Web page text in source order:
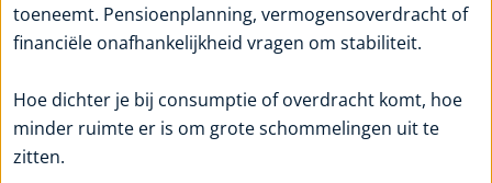
toeneemt. Pensioenplanning, vermogensoverdracht of
financiële onafhankelijkheid vragen om stabiliteit.
Hoe dichter je bij consumptie of overdracht komt, hoe
minder ruimte er is om grote schommelingen uit te
zitten.